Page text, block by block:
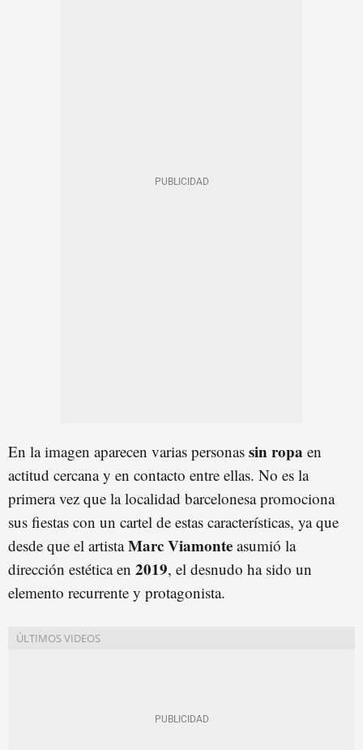
En la imagen aparecen varias personas sin ropa en
actitud cercana y en contacto entre ellas. No es la
primera vez que la localidad barcelonesa promociona
sus fiestas con un cartel de estas características, ya que
desde que el artistaMarc Viamonte asumió la
dirección estética en 2019, el desnudo ha sido un
elemento recurrente y protagonista.